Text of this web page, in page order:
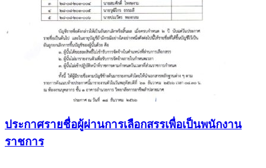
ประกาศรายชื่อผู้ผ่านการเลือกสรรเพื่อเป็นพนักงาน
ราชการ